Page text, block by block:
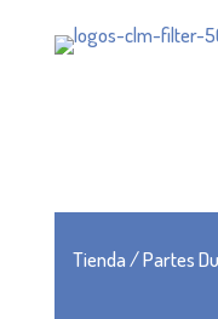
Tienda/Partes